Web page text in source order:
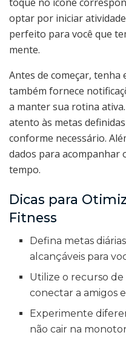
optar por iniciar
perfeito para você que
mente.
Antes de começar, tenha
também fornece
a manter sua rotina
atento às metas
conforme necessário.
dados para acompanhar
tempo.
Dicas para
Fitness
Defina metas
alcançáveis para
Utilize o recurso
conectar a amigos
Experimente
não cair na